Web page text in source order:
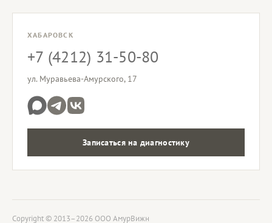
ХАБАРОВСК
+7 (4212) 31-50-80
ул. Муравьева-Амурского, 17
Записаться на диагностику
Copyright © 2013–2026 ООО АмурВижн